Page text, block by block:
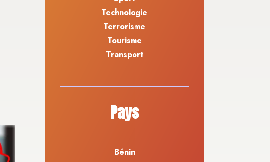
Technologie
Terrorisme
Tourisme
Transport
Pays
Bénin